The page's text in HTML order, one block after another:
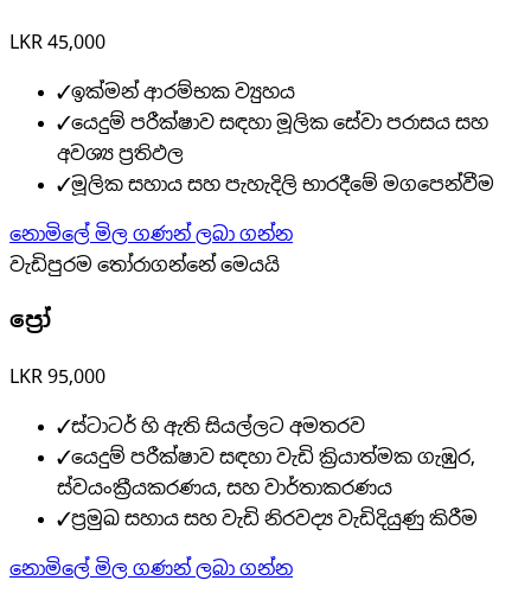
LKR 45,000
✓ඉක්මන් ආරම්භක ව්‍යුහය
✓යෙදුම් පරීක්ෂාව සඳහා මූලික සේවා පරාසය සහ
අවශ්‍ය ප්‍රතිඵල
✓මූලික සහාය සහ පැහැදිලි භාරදීමේ මගපෙන්වීම
නොමිලේ මිල ගණන් ලබා ගන්න
වැඩිපුරම තෝරාගන්නේ මෙයයි
ප්‍රෝ
LKR 95,000
✓ස්ටාටර් හි ඇති සියල්ලට අමතරව
✓යෙදුම් පරීක්ෂාව සඳහා වැඩි ක්‍රියාත්මක ගැඹුර,
ස්වයංක්‍රීයකරණය, සහ වාර්තාකරණය
✓ප්‍රමුඛ සහාය සහ වැඩි නිරවද්‍ය වැඩිදියුණු කිරීම
නොමිලේ මිල ගණන් ලබා ගන්න